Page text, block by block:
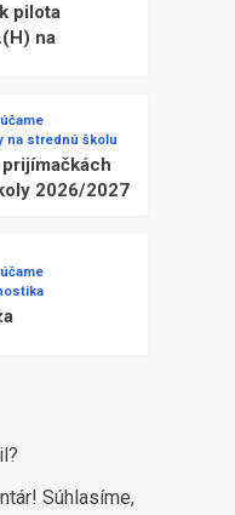
pilota
na
na strednú školu
2026/2027
Súhlasíme,